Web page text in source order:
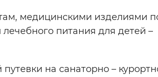
медицинскими изделиями
питания для детей –
на санаторно –